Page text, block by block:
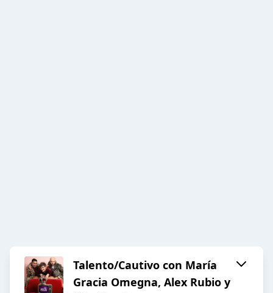
Talento/Cautivo con María
Gracia Omegna, Alex Rubio y